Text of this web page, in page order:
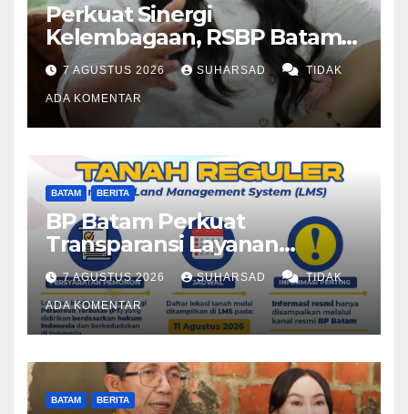
Perkuat Sinergi
Kelembagaan, RSBP Batam
dan BPOM Pastikan
Pelayanan dan Ketersediaan
Obat Aman
7 AGUSTUS 2026 SUHARSAD TIDAK
ADA KOMENTAR
BATAM BERITA
BP Batam Perkuat
Transparansi Layanan
Pertanahan, Alokasi Tanah
Reguler Segera Hadir Melalui
LMS
7 AGUSTUS 2026 SUHARSAD TIDAK
ADA KOMENTAR
BATAM BERITA